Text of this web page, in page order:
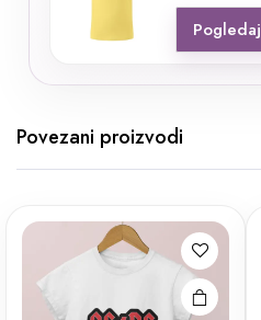
Pogledaj
Povezani proizvodi
Ovaj
Opcije
mogu biti
izabrane